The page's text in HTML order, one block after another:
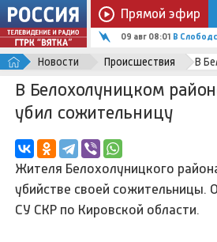
Прямой эфир
09 авг 08:01 В
Новости Происшествия В
В Белохолуницком
убил сожительницу
Жителя Белохолуницкого
убийстве своей сожительницы.
СУ СКР по Кировской области.